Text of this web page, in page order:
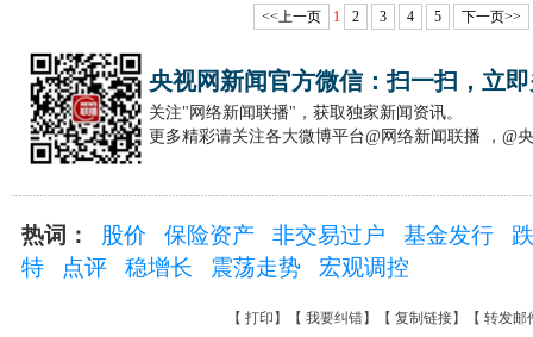
<<上一页 1 2 3 4 5 下一页>>
央视网新闻官方微信：扫一扫，立
关注"网络新闻联播"，获取独家新闻资讯。
更多精彩请关注各大微博平台@网络新闻联播 ，@
热词： 股价 保险资产 非交易过户 基金发行
特
点评 稳增长 震荡走势 宏观调控
【 打印 】【 我要纠错】【 复制链接】【 转发邮